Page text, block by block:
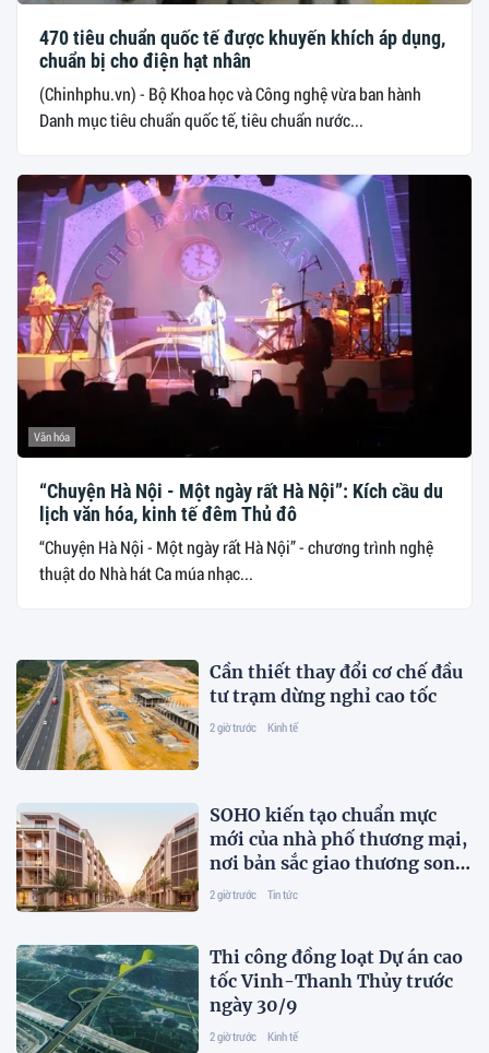
470 tiêu chuẩn quốc tế được khuyến khích áp dụng,
chuẩn bị cho điện hạt nhân
(Chinhphu.vn) - Bộ Khoa học và Công nghệ vừa ban hành
Danh mục tiêu chuẩn quốc tế, tiêu chuẩn nước...
Văn hóa
“Chuyện Hà Nội - Một ngày rất Hà Nội”: Kích cầu du
lịch văn hóa, kinh tế đêm Thủ đô
“Chuyện Hà Nội - Một ngày rất Hà Nội” - chương trình nghệ
thuật do Nhà hát Ca múa nhạc...
Cần thiết thay đổi cơ chế đầu
tư trạm dừng nghỉ cao tốc
2 giờ trước Kinh tế
SOHO kiến tạo chuẩn mực
mới của nhà phố thương mại,
nơi bản sắc giao thương song
hành nhịp sống toàn cầu
2 giờ trước Tin tức
Thi công đồng loạt Dự án cao
tốc Vinh-Thanh Thủy trước
ngày 30/9
2 giờ trước Kinh tế